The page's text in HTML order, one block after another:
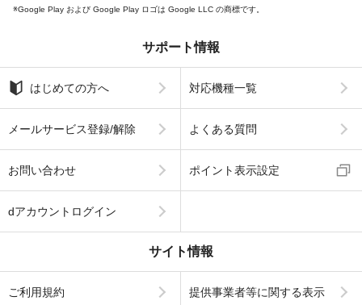
Google Play および Google Play ロゴは Google LLC の商標です。
サポート情報
はじめての方へ 対応機種一覧
メールサービス登録/解除 よくある質問
お問い合わせ ポイント表示設定
dアカウントログイン
サイト情報
ご利用規約 提供事業者等に関する表示